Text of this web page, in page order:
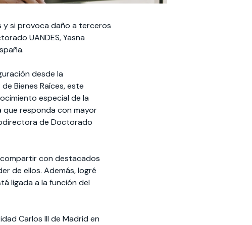
y si provoca daño a terceros
UANDES, Yasna
desde la
Bienes Raíces, este
especial de la
que responda con mayor
de Doctorado
con destacados
de ellos. Además, logré
ligada a la función del
Carlos III de Madrid en